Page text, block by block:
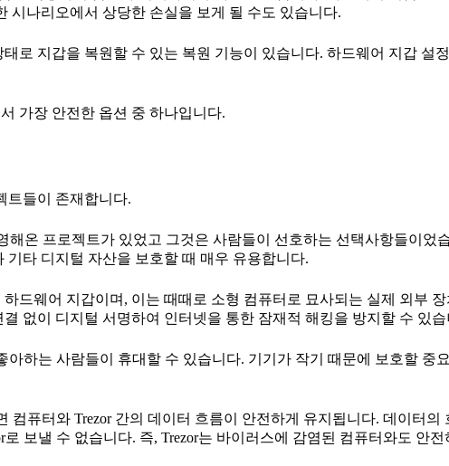
시나리오에서 상당한 손실을 보게 될 수도 있습니다.
로 지갑을 복원할 수 있는 복원 기능이 있습니다. 하드웨어 지갑 설
가장 안전한 옵션 중 하나입니다.
트들이 존재합니다.
해온 프로젝트가 있었고 그것은 사람들이 선호하는 선택사항들이었
타 디지털 자산을 보호할 때 매우 유용합니다.
드웨어 지갑이며, 이는 때때로 소형 컴퓨터로 묘사되는 실제 외부
없이 디지털 서명하여 인터넷을 통한 잠재적 해킹을 방지할 수 있습
아하는 사람들이 휴대할 수 있습니다. 기기가 작기 때문에 보호할 중
컴퓨터와 Trezor 간의 데이터 흐름이 안전하게 유지됩니다. 데이터의
보낼 수 없습니다. 즉, Trezor는 바이러스에 감염된 컴퓨터와도 안전